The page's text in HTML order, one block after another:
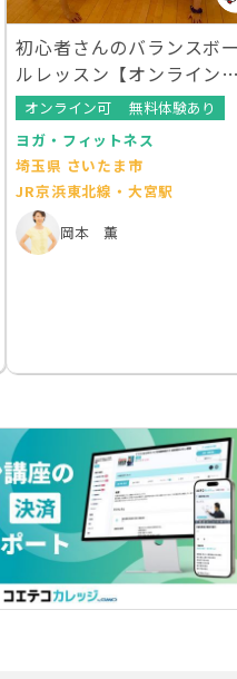
初心者さんのバランスボー
ルレッスン【オンラインレ
ッスンあり】
オンライン可
無料体験あり
ヨガ・フィットネス
埼玉県 さいたま市
JR京浜東北線・大宮駅
岡本 薫